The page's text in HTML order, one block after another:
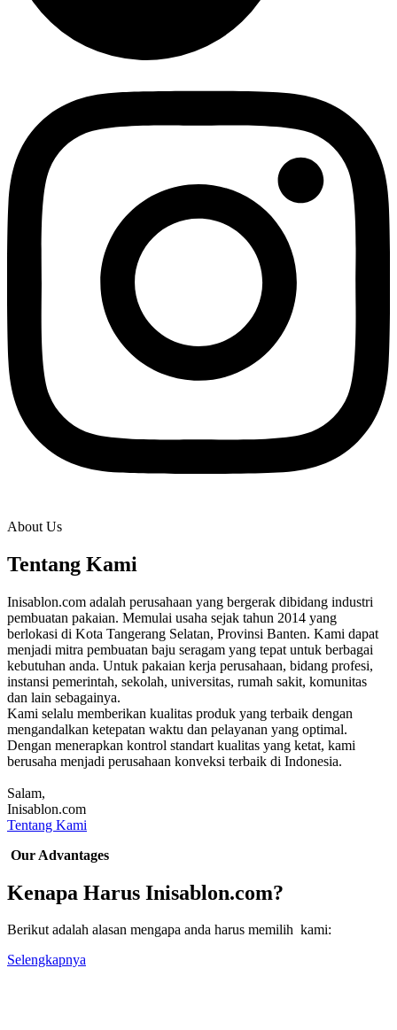
About Us
Tentang Kami
Inisablon.com adalah perusahaan yang bergerak dibidang industri
pembuatan pakaian. Memulai usaha sejak tahun 2014 yang
berlokasi di Kota Tangerang Selatan, Provinsi Banten. Kami dapat
menjadi mitra pembuatan baju seragam yang tepat untuk berbagai
kebutuhan anda. Untuk pakaian kerja perusahaan, bidang profesi,
instansi pemerintah, sekolah, universitas, rumah sakit, komunitas
dan lain sebagainya.
Kami selalu memberikan kualitas produk yang terbaik dengan
mengandalkan ketepatan waktu dan pelayanan yang optimal.
Dengan menerapkan kontrol standart kualitas yang ketat, kami
berusaha menjadi perusahaan konveksi terbaik di Indonesia.
Salam,
Inisablon.com
Tentang Kami
Our Advantages
Kenapa Harus Inisablon.com?
Berikut adalah alasan mengapa anda harus memilih kami:
Selengkapnya